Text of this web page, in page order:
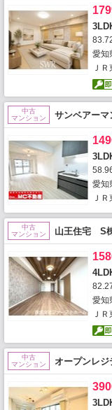
愛知
Ｊ
中古
マンション
サンベアー
愛知
Ｊ
中古
マンション
山王住宅 S
愛知
Ｊ
中古
マンション
オープンレジ